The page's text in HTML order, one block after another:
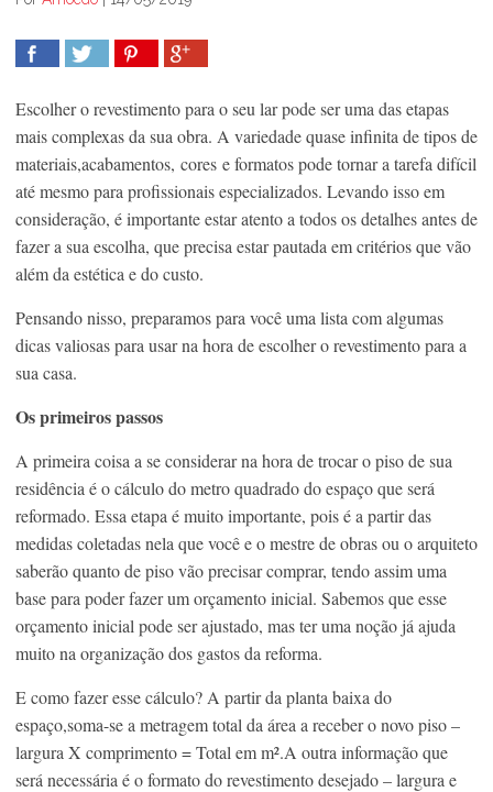
Escolher o revestimento para o seu lar pode ser uma das etapas
mais complexas da sua obra. A variedade quase infinita de tipos de
materiais,acabamentos, cores e formatos pode tornar a tarefa difícil
até mesmo para profissionais especializados. Levando isso em
consideração, é importante estar atento a todos os detalhes antes de
fazer a sua escolha, que precisa estar pautada em critérios que vão
além da estética e do custo.
Pensando nisso, preparamos para você uma lista com algumas
dicas valiosas para usar na hora de escolher o revestimento para a
sua casa.
Os primeiros passos
A primeira coisa a se considerar na hora de trocar o piso de sua
residência é o cálculo do metro quadrado do espaço que será
reformado. Essa etapa é muito importante, pois é a partir das
medidas coletadas nela que você e o mestre de obras ou o arquiteto
saberão quanto de piso vão precisar comprar, tendo assim uma
base para poder fazer um orçamento inicial. Sabemos que esse
orçamento inicial pode ser ajustado, mas ter uma noção já ajuda
muito na organização dos gastos da reforma.
E como fazer esse cálculo? A partir da planta baixa do
espaço,soma-se a metragem total da área a receber o novo piso –
largura X comprimento = Total em m².A outra informação que
será necessária é o formato do revestimento desejado – largura e